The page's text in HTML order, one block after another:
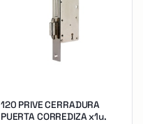
120 PRIVE CERRADURA
PUERTA CORREDIZA x1u.